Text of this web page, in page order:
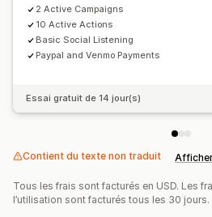
Expérience des affiliés
Tableaux de bord personnalisés
Portail à l’image de la marque
Image de marque personnalisée
Formulaires fiscaux Paiements
Versements automatiques
Paiements par carte Devises
2 Active Campaigns
10 Active Actions
Basic Social Listening
Paypal and Venmo Payments
Essai gratuit de 14 jour(s)
Contient du texte non traduit
Tous les frais sont facturés en USD. Les
l’utilisation sont facturés tous les 30 jours.